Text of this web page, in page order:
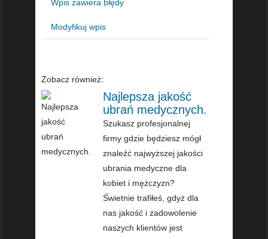
Wpis zawiera błędy
Modyfikuj wpis
Zobacz również:
Najlepsza jakość
ubrań medycznych.
Szukasz profesjonalnej
firmy gdzie będziesz mógł
znaleźć najwyższej jakości
ubrania medyczne dla
kobiet i mężczyzn?
Świetnie trafiłeś, gdyż dla
nas jakość i zadowolenie
naszych klientów jest